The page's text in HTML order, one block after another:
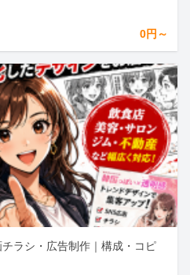
0円～
ラシ・広告制作｜構成・コピ